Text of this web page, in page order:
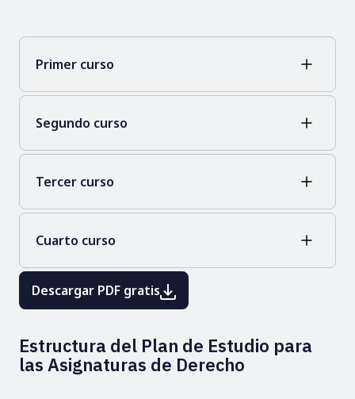
Primer curso
Segundo curso
Tercer curso
Cuarto curso
Descargar PDF gratis
Estructura del Plan de Estudio para
las Asignaturas de Derecho